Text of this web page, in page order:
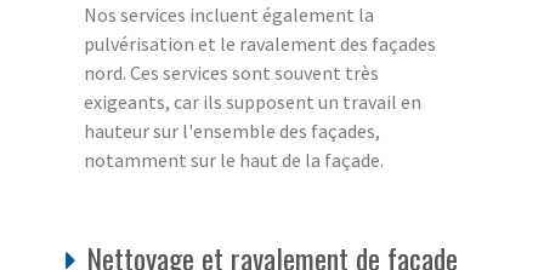
Nos services incluent également la
pulvérisation et le ravalement des façades
nord. Ces services sont souvent très
exigeants, car ils supposent un travail en
hauteur sur l'ensemble des façades,
notamment sur le haut de la façade.
Nettoyage et ravalement de façade